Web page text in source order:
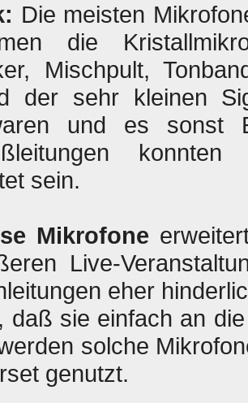
Die meisten
die
Mischpult,
der sehr kleinen
und es sonst
sein.
Mikrofone
Live-
eher
daß sie einfach an
solche
genutzt.